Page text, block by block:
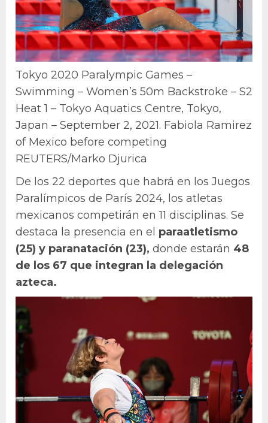
Tokyo 2020 Paralympic Games –
Swimming – Women’s 50m Backstroke – S2
Heat 1 – Tokyo Aquatics Centre, Tokyo,
Japan – September 2, 2021. Fabiola Ramirez
of Mexico before competing
REUTERS/Marko Djurica
De los 22 deportes que habrá en los Juegos
Paralímpicos de París 2024, los atletas
mexicanos competirán en 11 disciplinas. Se
destaca la presencia en el paraatletismo
(25) y paranatación (23), donde estarán 48
de los 67 que integran la delegación
azteca.